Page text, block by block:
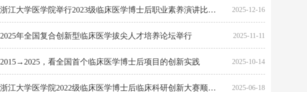
浙江大学医学院举行2023级临床医学博士后职业素养演讲比赛、临床小讲课比赛 2025-12-16
2025年全国复合创新型临床医学拔尖人才培养论坛举行 2025-11-11
2015→2025，看全国首个临床医学博士后项目的创新实践 2025-10-14
浙江大学医学院2022级临床医学博士后临床科研创新大赛顺利举行 2025-06-18